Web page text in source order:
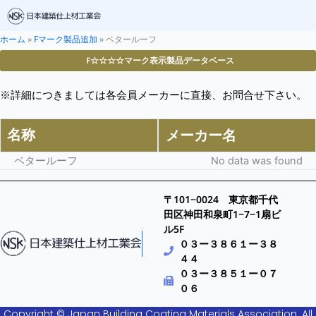
ホーム » Fマーク製品追加 »ベタールーフ
F☆☆☆☆マーク表示製品データベース
※詳細につきましては各会員メーカーに直接、お問合せ下さい。
名称 メーカー名
ベタールーフ No data was found
〒101−0024 東京都千代
田区神田和泉町1−7−1扇ビ
ル5F
０３ー３８６１ー３８
４４
０３ー３８５１ー０７
０６